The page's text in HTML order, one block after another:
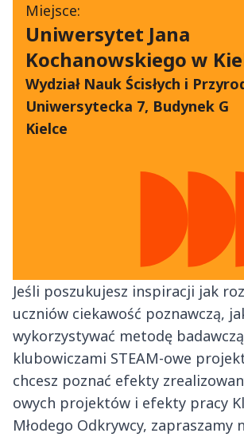
Miejsce:
Uniwersytet Jana
Kochanowskiego w
Wydział Nauk Ścisłych i
Uniwersytecka 7, Budynek G
Kielce
Jeśli poszukujesz inspiracji jak
uczniów ciekawość poznawczą,
wykorzystywać metodę
klubowiczami STEAM-owe
chcesz poznać efekty
owych projektów i efekty pracy
Młodego Odkrywcy, zapraszamy